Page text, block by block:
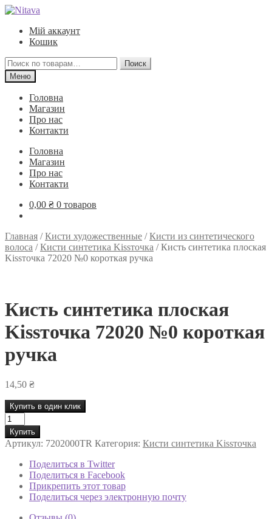
Перейти
навигации
Перейти
содержимому
Мій аккаунт
Кошик
Искать:
Поиск
Меню
Головна
Магазин
Про нас
Контакти
Головна
Магазин
Про нас
Контакти
0,00 ₴ 0 товаров
Главная /Кисти художественные /Кисти из синтетического
волоса /Кисти синтетика Kissточка /Кисть синтетика плоская
Kissточка 72020 №0 короткая ручка
Кисть синтетика плоская
Kissточка 72020 №0 короткая
ручка
14,50 ₴
Купить в один клик
Количество
товара
Кисть
синтетика
плоская
Kissточка
72020
короткая
ручка
Купить
Артикул: 7202000TR Категория: Кисти синтетика Kissточка
Поделиться в Twitter
Поделиться в Facebook
Прикрепить этот товар
Поделиться через электронную почту